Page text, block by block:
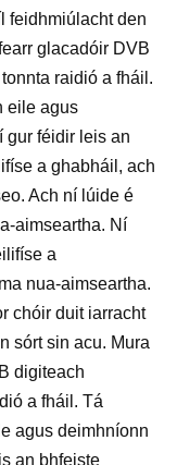
feidhmiúlacht den
glacadóir DVB
raidió a fháil.
eile agus
gur féidir leis an
a ghabháil, ach
Ach ní lúide é
aimseartha. Ní
a
nua-aimseartha.
chóir duit iarracht
sórt sin acu. Mura
digiteach
a fháil. Tá
agus deimhníonn
an bhfeiste